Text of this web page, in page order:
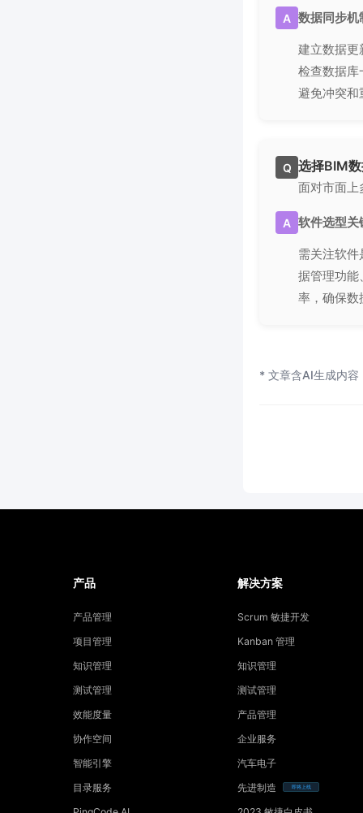
A 数据同步机
建立数据更
检查数据库
避免冲突和
Q 选择BIM
面对市面上
A 软件选型关
需关注软
据管理功能
率，确保数
* 文章含AI生成内容
产品
产品管理
项目管理
知识管理
测试管理
效能度量
协作空间
智能引擎
目录服务
解决方案
Scrum 敏捷开发
Kanban 管理
知识管理
测试管理
产品管理
企业服务
汽车电子
先进制造
即将上线